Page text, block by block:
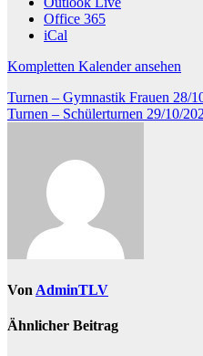
Office 365
iCal
Kompletten Kalender ansehen
Beitragsnavigation
Turnen – Gymnastik Frauen 28/
Turnen – Schülerturnen 29/10/
Von AdminTLV
Ähnlicher Beitrag